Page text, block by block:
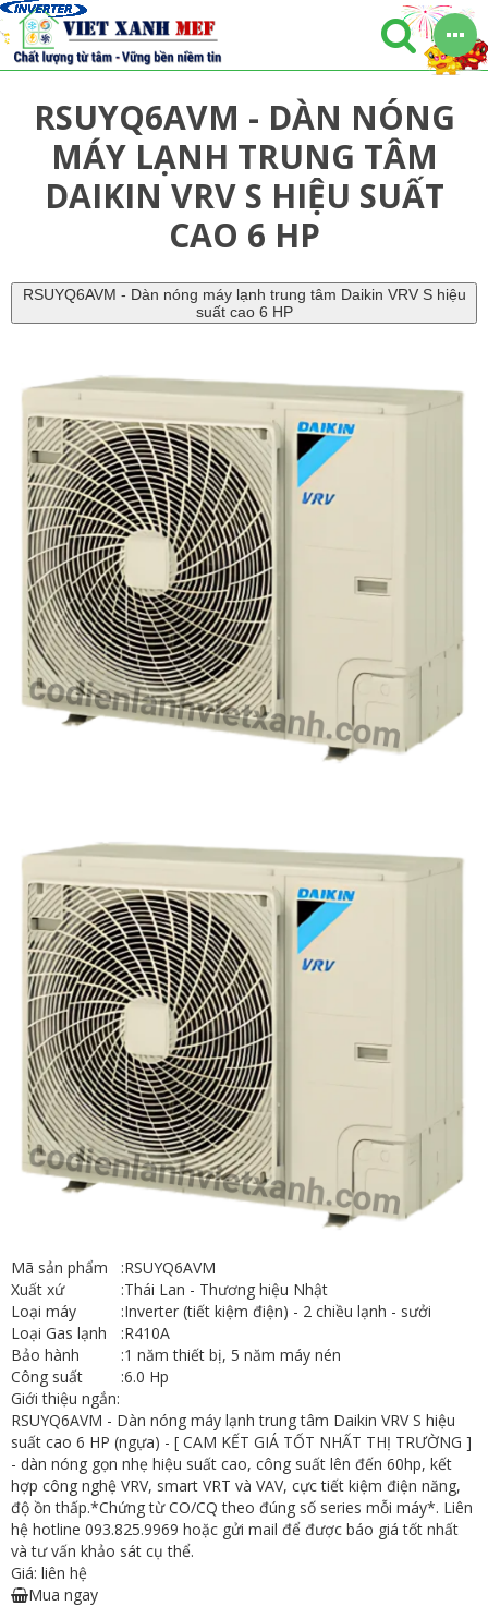
RSUYQ6AVM - DÀN NÓNG
MÁY LẠNH TRUNG TÂM
DAIKIN VRV S HIỆU SUẤT
CAO 6 HP
RSUYQ6AVM - Dàn nóng máy lạnh trung tâm Daikin VRV S hiệu
suất cao 6 HP
Mã sản phẩm :RSUYQ6AVM
Xuất xứ
:Thái Lan - Thương hiệu Nhật
Loại máy
:Inverter (tiết kiệm điện) - 2 chiều lạnh - sưởi
Loại Gas lạnh
:R410A
Bảo hành
:1 năm thiết bị, 5 năm máy nén
Công suất
:6.0 Hp
Giới thiệu ngắn:
RSUYQ6AVM - Dàn nóng máy lạnh trung tâm Daikin VRV S hiệu
suất cao 6 HP (ngựa) - [ CAM KẾT GIÁ TỐT NHẤT THỊ TRƯỜNG ]
- dàn nóng gọn nhẹ hiệu suất cao, công suất lên đến 60hp, kết
hợp công nghệ VRV, smart VRT và VAV, cực tiết kiệm điện năng,
độ ồn thấp.*Chứng từ CO/CQ theo đúng số series mỗi máy*. Liên
hệ hotline 093.825.9969 hoặc gửi mail để được báo giá tốt nhất
và tư vấn khảo sát cụ thể.
Giá: liên hệ
Mua ngay